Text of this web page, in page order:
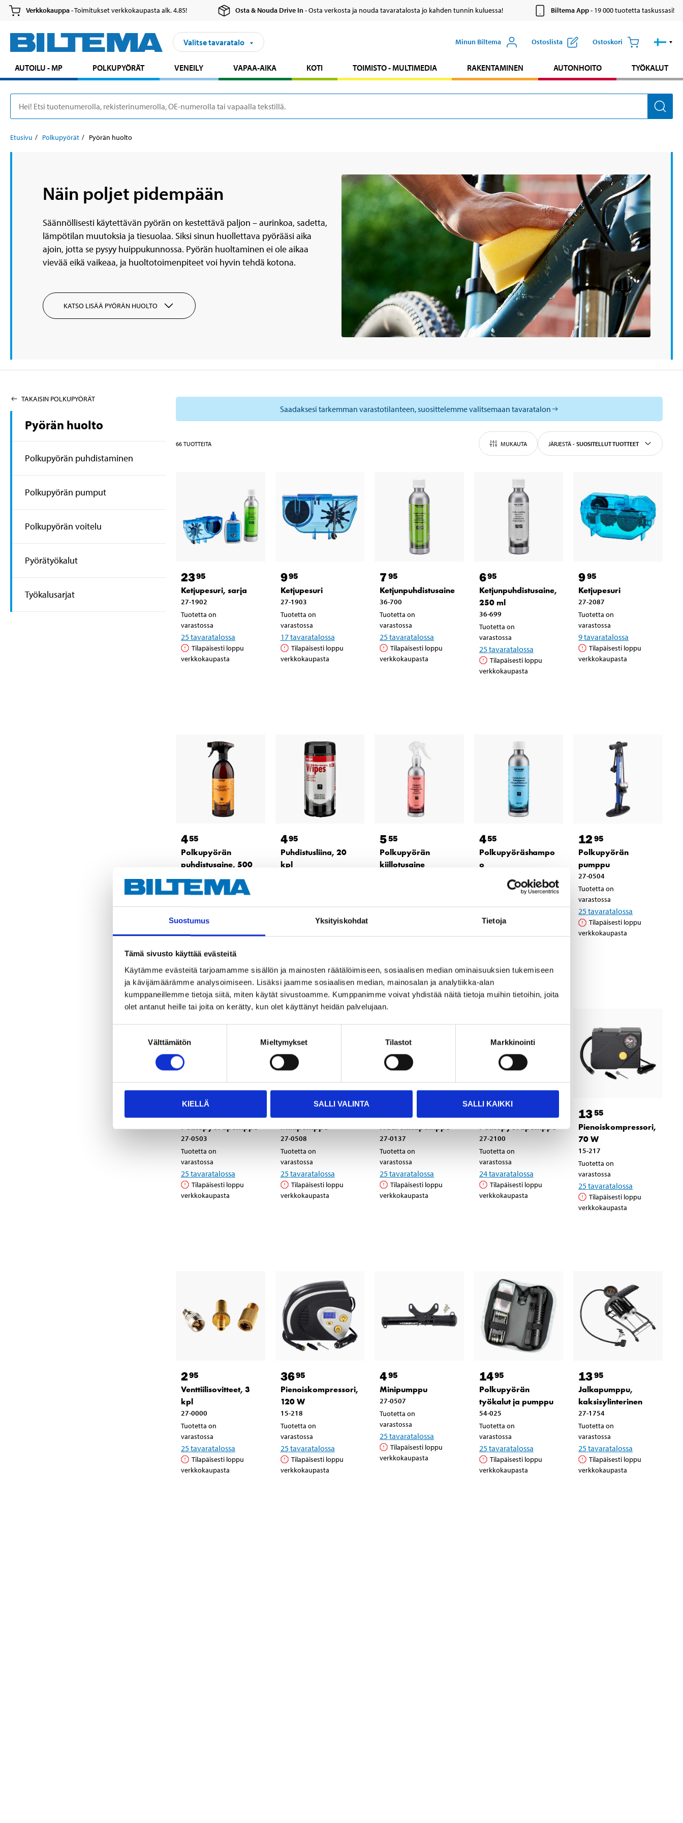
Suostumus Yksityiskohdat Tietoja
Tämä sivusto käyttää evästeitä
Käytämme evästeitä tarjoamamme sisällön ja mainosten räätälöimiseen, sosiaalisen median ominaisuuksien tukemiseen
ja kävijämäärämme analysoimiseen. Lisäksi jaamme sosiaalisen median, mainosalan ja analytiikka-alan
kumppaneillemme tietoja siitä, miten käytät sivustoamme. Kumppanimme voivat yhdistää näitä tietoja muihin tietoihin, joita
olet antanut heille tai joita on kerätty, kun olet käyttänyt heidän palvelujaan.
Välttämätön Mieltymykset Tilastot Markkinointi
KIELLÄ SALLI VALINTA SALLI KAIKKI
Verkkokauppa- Toimitukset verkkokaupasta alk. 4.85! Osta & Nouda Drive In- Osta verkosta ja nouda tavaratalosta jo kahden tunnin kuluessa! Biltema App- 19 000 tuotetta taskussasi!
Valitse tavaratalo Minun Biltema Ostoslista Ostoskori
AUTOILU - MP POLKUPYÖRÄT VENEILY VAPAA-AIKA KOTI TOIMISTO - MULTIMEDIA RAKENTAMINEN AUTONHOITO TYÖKALUT
Etusivu Polkupyörät Pyörän huolto
Näin poljet pidempään
Säännöllisesti käytettävän pyörän on kestettävä paljon – aurinkoa, sadetta,
lämpötilan muutoksia ja tiesuolaa. Siksi sinun huollettava pyörääsi aika
ajoin, jotta se pysyy huippukunnossa. Pyörän huoltaminen ei ole aikaa
vievää eikä vaikeaa, ja huoltotoimenpiteet voi hyvin tehdä kotona.
KATSO LISÄÄ PYÖRÄN HUOLTO
TAKAISIN POLKUPYÖRÄT
Pyörän huolto
Polkupyörän puhdistaminen
Polkupyörän pumput
Polkupyörän voitelu
Pyörätyökalut
Työkalusarjat
Saadaksesi tarkemman varastotilanteen, suosittelemme valitsemaan tavaratalon
66 TUOTTEITA MUKAUTA JÄRJESTÄ - SUOSITELLUT TUOTTEET
2395
Ketjupesuri, sarja
27-1902
Tuotetta on
varastossa
25tavaratalossa
Tilapäisesti loppu
verkkokaupasta
995
Ketjupesuri
27-1903
Tuotetta on
varastossa
17tavaratalossa
Tilapäisesti loppu
verkkokaupasta
7 95
Ketjunpuhdistusaine
36-700
Tuotetta on
varastossa
25tavaratalossa
Tilapäisesti loppu
verkkokaupasta
695
Ketjunpuhdistusaine,
250 ml
36-699
Tuotetta on
varastossa
25tavaratalossa
Tilapäisesti loppu
verkkokaupasta
995
Ketjupesuri
27-2087
Tuotetta on
varastossa
9tavaratalossa
Tilapäisesti loppu
verkkokaupasta
455
Polkupyörän
puhdistusaine, 500
ml
27-0635
25tavaratalossa
Tilapäisesti loppu
495
Puhdistusliina, 20
kpl
Tilapäisesti loppu
555
Polkupyörän
kiillotusaine
455
Polkupyöräshampo
o
Tuotetta on
Tilapäisesti loppu
12 95
Polkupyörän
pumppu
27-0504
Tuotetta on
varastossa
25tavaratalossa
Tilapäisesti loppu
verkkokaupasta
Polkupyöräpumppu
27-0503
Tuotetta on
varastossa
25tavaratalossa
Tilapäisesti loppu
verkkokaupasta
Minipumppu
27-0508
Tuotetta on
varastossa
25tavaratalossa
Tilapäisesti loppu
verkkokaupasta
Haarukkapumppu
27-0137
Tuotetta on
varastossa
25tavaratalossa
Tilapäisesti loppu
verkkokaupasta
Polkupyöräpumppu
27-2100
Tuotetta on
varastossa
24tavaratalossa
Tilapäisesti loppu
verkkokaupasta
1355
Pienoiskompressori,
70 W
15-217
Tuotetta on
varastossa
25tavaratalossa
Tilapäisesti loppu
verkkokaupasta
295
Venttiilisovitteet, 3
kpl
27-0000
Tuotetta on
varastossa
25tavaratalossa
Tilapäisesti loppu
verkkokaupasta
3695
Pienoiskompressori,
120 W
15-218
Tuotetta on
varastossa
25tavaratalossa
Tilapäisesti loppu
verkkokaupasta
495
Minipumppu
27-0507
Tuotetta on
varastossa
25tavaratalossa
Tilapäisesti loppu
verkkokaupasta
1495
Polkupyörän
työkalut ja pumppu
54-025
Tuotetta on
varastossa
25tavaratalossa
Tilapäisesti loppu
verkkokaupasta
1395
Jalkapumppu,
kaksisylinterinen
27-1754
Tuotetta on
varastossa
25tavaratalossa
Tilapäisesti loppu
verkkokaupasta